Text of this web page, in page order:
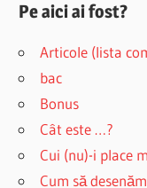
Pe aici ai fost?
Articole (lista
bac
Bonus
Cât este …?
Cui (nu)-i place
Cum să